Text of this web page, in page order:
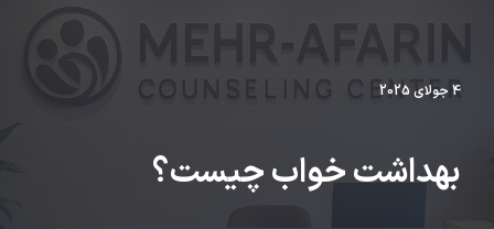
4 جولای 2025
ﺑﻬﺪﺍﺷﺖ ﺧﻮﺍﺏ ﭼﯿﺴﺖ؟